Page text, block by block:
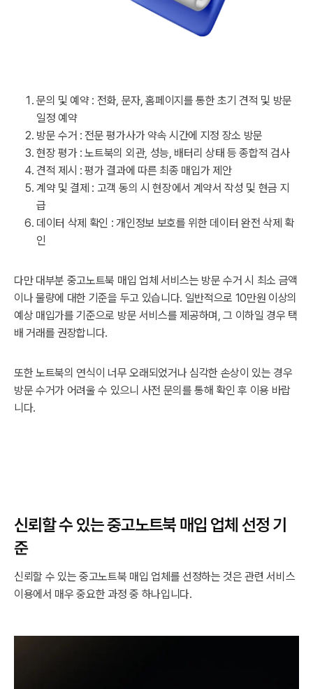
문의 및 예약 : 전화, 문자, 홈페이지를 통한 초기 견적 및 방문
일정 예약
방문 수거 : 전문 평가사가 약속 시간에 지정 장소 방문
현장 평가 : 노트북의 외관, 성능, 배터리 상태 등 종합적 검사
견적 제시 : 평가 결과에 따른 최종 매입가 제안
계약 및 결제 : 고객 동의 시 현장에서 계약서 작성 및 현금 지
급
데이터 삭제 확인 : 개인정보 보호를 위한 데이터 완전 삭제 확
인
다만 대부분 중고노트북 매입 업체 서비스는 방문 수거 시 최소 금액
이나 물량에 대한 기준을 두고 있습니다. 일반적으로 10만원 이상의
예상 매입가를 기준으로 방문 서비스를 제공하며, 그 이하일 경우 택
배 거래를 권장합니다.
또한 노트북의 연식이 너무 오래되었거나 심각한 손상이 있는 경우
방문 수거가 어려울 수 있으니 사전 문의를 통해 확인 후 이용 바랍
니다.
신뢰할 수 있는 중고노트북 매입 업체 선정 기
준
신뢰할 수 있는 중고노트북 매입 업체를 선정하는 것은 관련 서비스
이용에서 매우 중요한 과정 중 하나입니다.